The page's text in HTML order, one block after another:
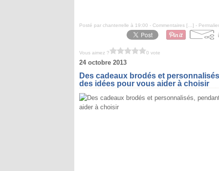
Posté par chanterrelle à 19:00 - Commentaires [ ] -
Vous aimez ? 0 vote
24 octobre 2013
Des cadeaux brodés et
des idées pour vous aider à choisir